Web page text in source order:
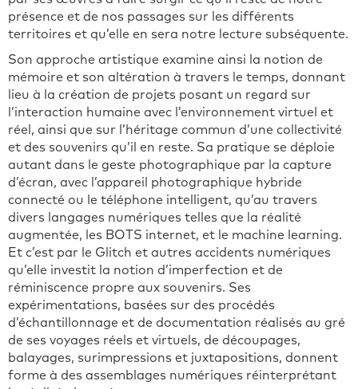
présence et de nos passages sur les différents
territoires et qu’elle en sera notre lecture subséquente.
Son approche artistique examine ainsi la notion de
mémoire et son altération à travers le temps, donnant
lieu à la création de projets posant un regard sur
l’interaction humaine avec l’environnement virtuel et
réel, ainsi que sur l’héritage commun d’une collectivité
et des souvenirs qu’il en reste. Sa pratique se déploie
autant dans le geste photographique par la capture
d’écran, avec l’appareil photographique hybride
connecté ou le téléphone intelligent, qu’au travers
divers langages numériques telles que la réalité
augmentée, les BOTS internet, et le machine learning.
Et c’est par le Glitch et autres accidents numériques
qu’elle investit la notion d’imperfection et de
réminiscence propre aux souvenirs. Ses
expérimentations, basées sur des procédés
d’échantillonnage et de documentation réalisés au gré
de ses voyages réels et virtuels, de découpages,
balayages, surimpressions et juxtapositions, donnent
forme à des assemblages numériques réinterprétant